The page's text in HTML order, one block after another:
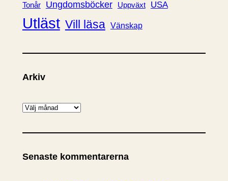
Tonår Ungdomsböcker Uppväxt USA
Utläst Vill läsa Vänskap
Arkiv
A
k
v
Senaste kommentarerna